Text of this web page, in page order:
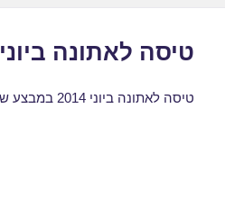
טיסה לאתונה ביוני
טיסה לאתונה ביוני 2014 במבצע של $358 בלבד !